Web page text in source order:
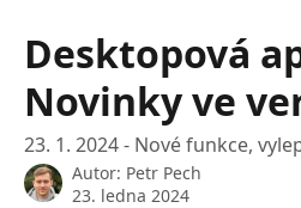
Desktopová
Novinky ve
23. 1. 2024 - Nové funkce,
Autor: Petr Pech
23. ledna 2024